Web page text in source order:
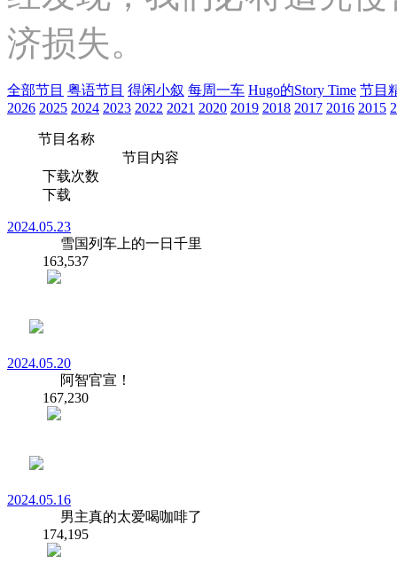
济损失。
全部节目 粤语节目 得闲小叙 每周一车 Hugo的Story Time 节目
2026 2025 2024 2023 2022 2021 2020 2019 2018 2017 2016 2015
节目名称
节目内容
下载次数
下载
2024.05.23
雪国列车上的一日千里
163,537
2024.05.20
阿智官宣！
167,230
2024.05.16
男主真的太爱喝咖啡了
174,195